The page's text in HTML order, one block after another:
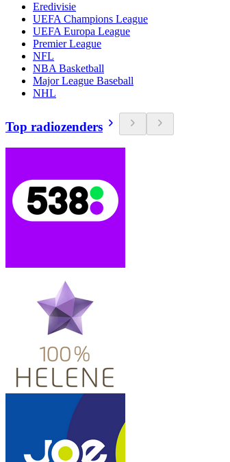
Eredivisie
UEFA Champions League
UEFA Europa League
Premier League
NFL
NBA Basketball
Major League Baseball
NHL
Top radiozenders